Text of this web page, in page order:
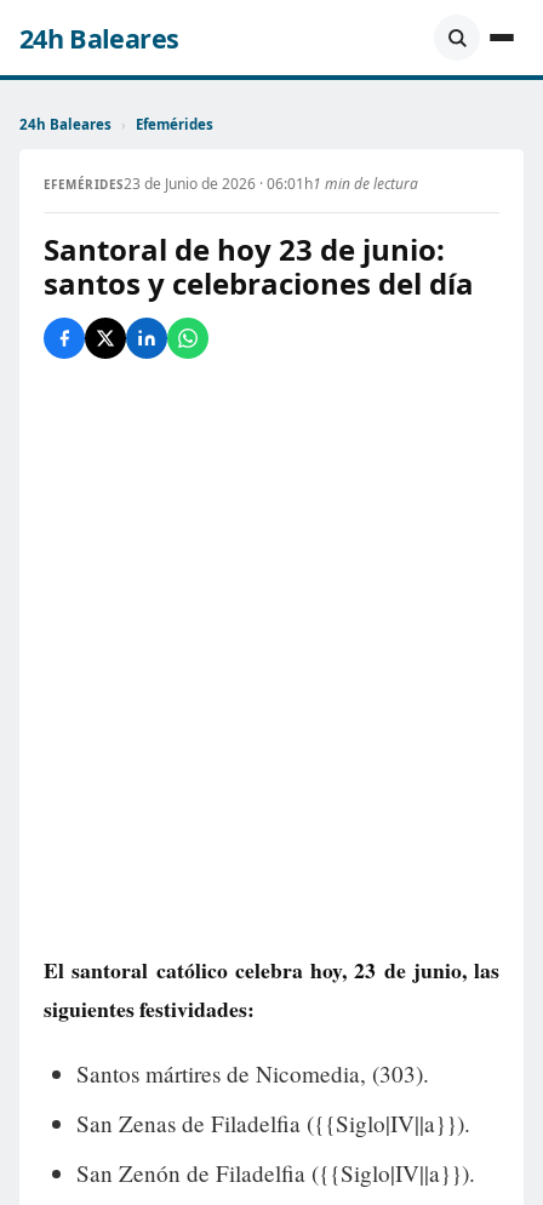
24h Baleares
24h Baleares › Efemérides
EFEMÉRIDES23 de Junio de 2026 · 06:01h1 min de lectura
Santoral de hoy 23 de junio:
santos y celebraciones del día
El santoral católico celebra hoy, 23 de junio, las
siguientes festividades:
Santos mártires de Nicomedia, (303).
San Zenas de Filadelfia ({{Siglo|IV||a}}).
San Zenón de Filadelfia ({{Siglo|IV||a}}).